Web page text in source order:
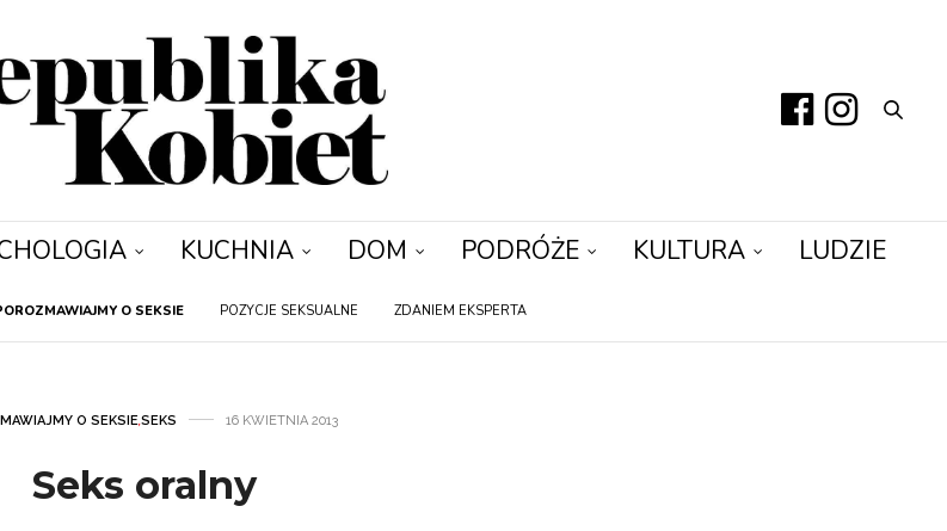
KUCHNIA DOM PODRÓŻE KULTURA LUDZIE
O SEKSIE POZYCJE SEKSUALNE ZDANIEM EKSPERTA
O SEKSIE,SEKS 16 KWIETNIA 2013
Seks oralny